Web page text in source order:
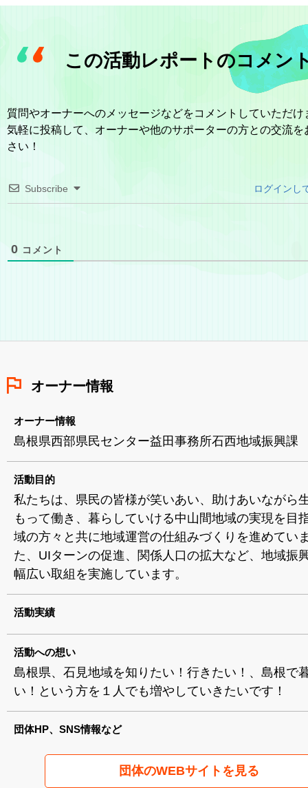
この活動レポートのコメン
質問やオーナーへのメッセージなどをコメントしていただけ
気軽に投稿して、オーナーや他のサポーターの方との交流を
さい！
Subscribe ログインし
0 コメント
オーナー情報
オーナー情報
島根県西部県民センター益田事務所石西地域振興課
活動目的
私たちは、県民の皆様が笑いあい、助けあいながら
もって働き、暮らしていける中山間地域の実現を目
域の方々と共に地域運営の仕組みづくりを進めてい
た、UIターンの促進、関係人口の拡大など、地域振
幅広い取組を実施しています。
活動実績
活動への想い
島根県、石見地域を知りたい！行きたい！、島根で
い！という方を１人でも増やしていきたいです！
団体HP、SNS情報など
団体のWEBサイトを見る